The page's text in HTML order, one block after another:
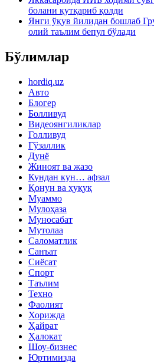
болани қутқариб қолди
Янги ўқув йилидан бошлаб
олий таълим бепул бўлади
Бўлимлар
hordiq.uz
Авто
Блогер
Болливуд
Видеоянгиликлар
Голливуд
Гўзаллик
Дунё
Жиноят ва жазо
Кундан кун… афзал
Қонун ва ҳуқуқ
Муаммо
Мулоҳаза
Муносабат
Мутолаа
Саломатлик
Санъат
Сиёсат
Спорт
Таълим
Техно
Фаолият
Хорижда
Ҳайрат
Ҳалокат
Шоу-бизнес
Юртимизда